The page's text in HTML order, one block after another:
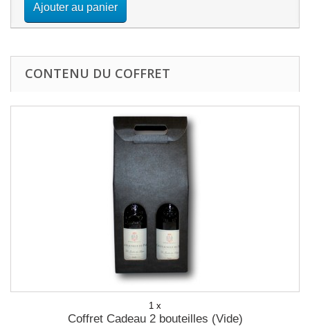
Ajouter au panier
CONTENU DU COFFRET
1 x
Coffret Cadeau 2 bouteilles (Vide)